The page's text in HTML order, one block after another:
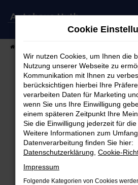
Zum
Fehler: Network
Beim Laden ist ein Fehler
Hier sind ein paar Tipps, die dir
Überprüfe deine Firewall
Internetverbindung.
Laden andere Webseiten,
Cookie
Wir nutzen Cookies, um Ihnen die
Nutzung unserer Webseite zu
Kommunikation mit Ihnen zu
berücksichtigen hierbei Ihre
verarbeiten Daten für Marketing
wenn Sie uns Ihre Einwilligung
einem späteren Zeitpunkt Ihre
Sie die Einwilligung jederzeit für
Weitere Informationen zum
Datenverarbeitung finden Sie hier:
Datenschutzerklärung Cookie-
Impressum
Folgende Kategorien von Cookies